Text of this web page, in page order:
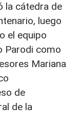
la cátedra de
luego
el equipo
Parodi como
Mariana
de
de la